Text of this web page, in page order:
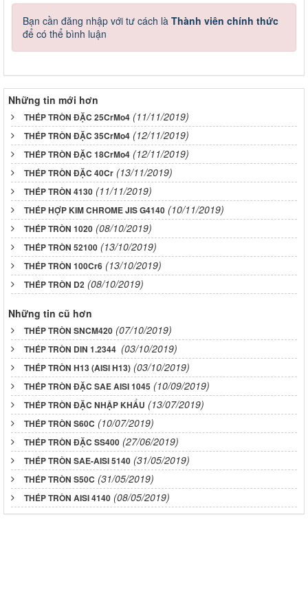
Bạn cần đăng nhập với tư cách là Thành viên chính thức
để có thể bình luận
Những tin mới hơn
THÉP TRÒN ĐẶC 25CrMo4 (11/11/2019)
THÉP TRÒN ĐẶC 35CrMo4 (12/11/2019)
THÉP TRÒN ĐẶC 18CrMo4 (12/11/2019)
THÉP TRÒN ĐẶC 40Cr (13/11/2019)
THÉP TRÒN 4130 (11/11/2019)
THÉP HỢP KIM CHROME JIS G4140 (10/11/2019)
THÉP TRÒN 1020 (08/10/2019)
THÉP TRÒN 52100 (13/10/2019)
THÉP TRÒN 100Cr6 (13/10/2019)
THÉP TRÒN D2 (08/10/2019)
Những tin cũ hơn
THÉP TRÒN SNCM420 (07/10/2019)
THÉP TRÒN DIN 1.2344 (03/10/2019)
THÉP TRÒN H13 (AISI H13) (03/10/2019)
THÉP TRÒN ĐẶC SAE AISI 1045 (10/09/2019)
THÉP TRÒN ĐẶC NHẬP KHẨU (13/07/2019)
THÉP TRÒN S60C (10/07/2019)
THÉP TRÒN ĐẶC SS400 (27/06/2019)
THÉP TRÒN SAE-AISI 5140 (31/05/2019)
THÉP TRÒN S50C (31/05/2019)
THÉP TRÒN AISI 4140 (08/05/2019)